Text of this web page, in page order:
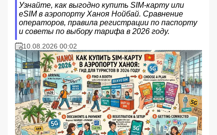
Узнайте, как выгодно купить SIM-карту или
eSIM в аэропорту Ханоя Нойбай. Сравнение
операторов, правила регистрации по паспорту
и советы по выбору тарифа в 2026 году.
10.08.2026 00:02